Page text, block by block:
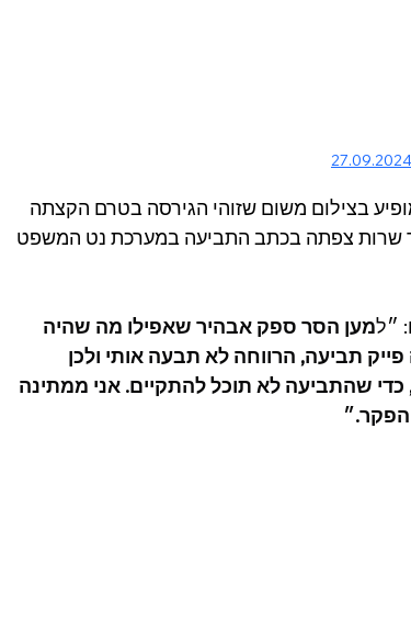
מספר התיק 96200-09-24, שאינו מופיע בצילום משום שזוהי הגירסה בטרם הקצתה
שרות צפתה בכתב התביעה במערכת נט המשפט
למען הסר ספק אבהיר שאפילו מה שהיה
תביעה, הרווחה לא תבעה אותי ולכן
כדי שהתביעה לא תוכל להתקיים. אני ממתינה
הפקר.״